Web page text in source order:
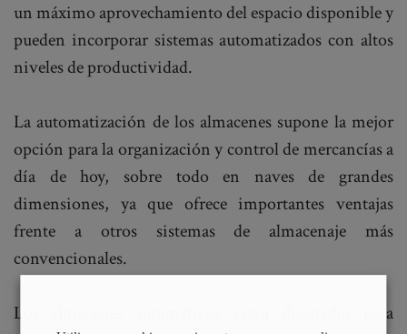
un máximo aprovechamiento del espacio disponible y
pueden incorporar sistemas automatizados con altos
niveles de productividad.
La automatización de los almacenes supone la mejor
opción para la organización y control de mercancías a
día de hoy, sobre todo en naves de grandes
dimensiones, ya que ofrece importantes ventajas
frente a otros sistemas de almacenaje más
convencionales.
Los almacenes automáticos están diseñados para